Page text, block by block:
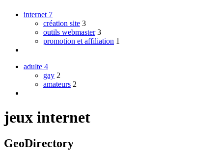
internet 7
création site 3
outils webmaster 3
promotion et affiliation 1
adulte 4
gay 2
amateurs 2
jeux internet
GeoDirectory